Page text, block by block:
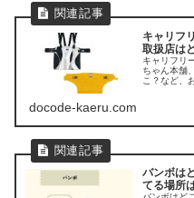
キャリフ
取扱店は
キャリフリ
ちゃん本舗
こ？など、
docode-kaeru.com
バンボは
てる場所